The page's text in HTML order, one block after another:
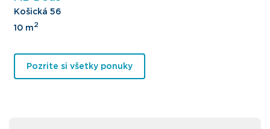
Košická 56
10 m2
Pozrite si všetky ponuky